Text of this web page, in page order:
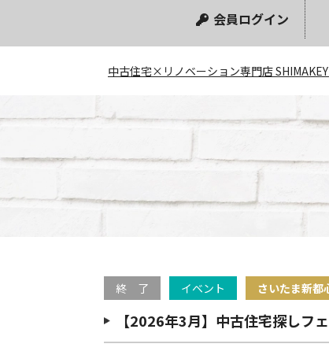
会員ログイン
中古住宅×リノベーション専門店
終 了 イベント さいたま新都
【2026年3月】中古住宅探しフ